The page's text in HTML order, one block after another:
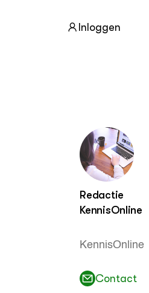
Inloggen
Over dit portaal
Redactie
KennisOnline
KennisOnline
Contact